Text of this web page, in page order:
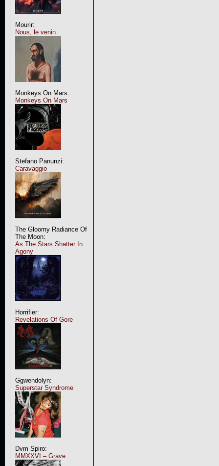
Mourir:
Nous, le venin
Monkeys On Mars:
Monkeys On Mars
Stefano Panunzi:
Caravaggio
The Gloomy Radiance Of
The Moon:
As The Stars Shatter In
Agony
Horrifier:
Revelations Of Gore
Ggwendolyn:
Superstar Syndrome
Dvm Spiro:
MMXXVI – Grave